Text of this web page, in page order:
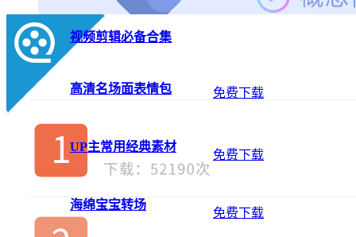
耳聆网出品
视频剪辑必备合集
高清名场面表情包
UP主常用经典素材
海绵宝宝转场
免费下载
免费下载
免费下载